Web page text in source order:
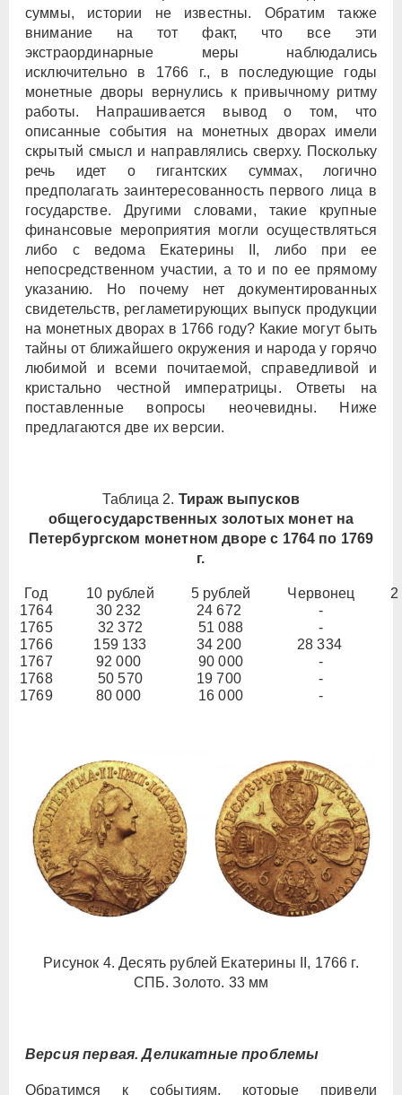
суммы, истории не известны. Обратим также
внимание на тот факт, что все эти
экстраординарные меры наблюдались
исключительно в 1766 г., в последующие годы
монетные дворы вернулись к привычному ритму
работы. Напрашивается вывод о том, что
описанные события на монетных дворах имели
скрытый смысл и направлялись сверху. Поскольку
речь идет о гигантских суммах, логично
предполагать заинтересованность первого лица в
государстве. Другими словами, такие крупные
финансовые мероприятия могли осуществляться
либо с ведома Екатерины II, либо при ее
непосредственном участии, а то и по ее прямому
указанию. Но почему нет документированных
свидетельств, регламетирующих выпуск продукции
на монетных дворах в 1766 году? Какие могут быть
тайны от ближайшего окружения и народа у горячо
любимой и всеми почитаемой, справедливой и
кристально честной императрицы. Ответы на
поставленные вопросы неочевидны. Ниже
предлагаются две их версии.
Таблица 2. Тираж выпусков
общегосударственных золотых монет на
Петербургском монетном дворе с 1764 по 1769
г.
Год 10 рублей 5 рублей Червонец
2
1764
30 232 24 672
-
1765
32 372 51 088
-
1766
159 133 34 200
28 334
1767
92 000 90 000
-
1768
50 570 19 700
-
1769
80 000 16 000 -
Рисунок 4. Десять рублей Екатерины II, 1766 г.
СПБ. Золото. 33 мм
Версия первая. Деликатные проблемы
Обратимся к событиям, которые привели